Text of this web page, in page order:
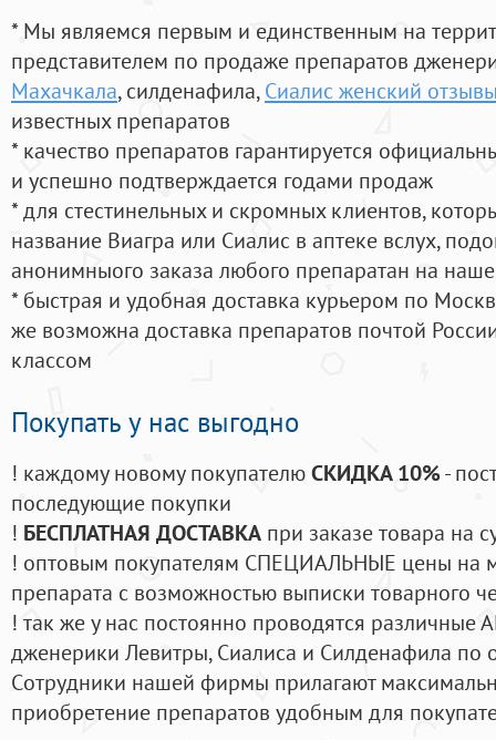
* Мы являемся первым и единственным на
представителем по продаже препаратов
Махачкала, силденафила, Сиалис женский
известных препаратов
* качество препаратов гарантируется
и успешно подтверждается годами продаж
* для стестинельных и скромных клиентов,
название Виагра или Сиалис в аптеке вслух,
анонимныого заказа любого препаратан на
* быстрая и удобная доставка курьером по
же возможна доставка препаратов почтой
классом
Покупать у нас выгодно
! каждому новому покупателюСКИДКА 10%-
последующие покупки
! БЕСПЛАТНАЯ ДОСТАВКА при заказе товара на
! оптовым покупателям СПЕЦИАЛЬНЫЕ цены на
препарата с возможностью выписки товарного
! так же у нас постоянно проводятся
дженерики Левитры, Сиалиса и Силденафила по
Cотрудники нашей фирмы прилагают
приобретение препаратов удобным для